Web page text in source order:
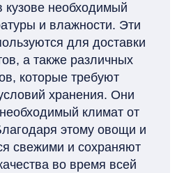
кузове необходимый
и влажности. Эти
для доставки
а также различных
которые требуют
хранения. Они
климат от
этому овощи и
свежими и сохраняют
во время всей